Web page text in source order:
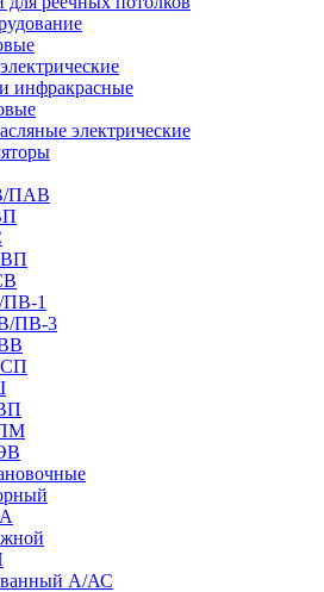
инфракрасные
электрические
ПАВ
1
ПВ-3
А/АС